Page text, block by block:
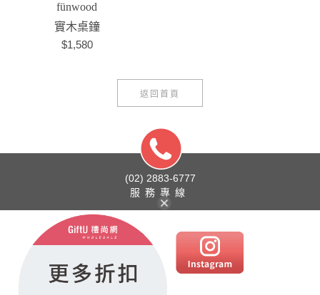
fünwood
實木桌鐘
$1,580
返回首頁
(02) 2883-6777
服務專線